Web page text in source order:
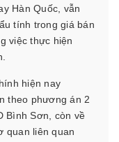
Hàn Quốc, vẫn
tính trong giá bán
việc thực hiện
hiện nay
theo phương án 2
Bình Sơn, còn về
quan liên quan